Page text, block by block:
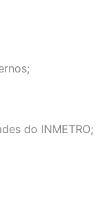
do INMETRO;